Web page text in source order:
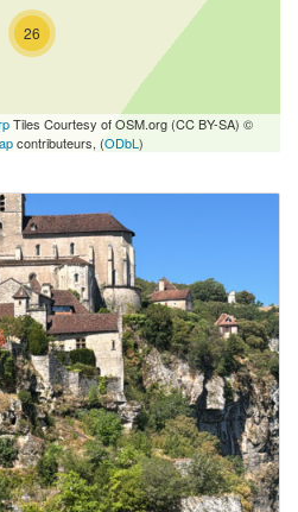
26
Tiles Courtesy of OSM.org (CC BY-SA) ©
contributeurs, (ODbL )